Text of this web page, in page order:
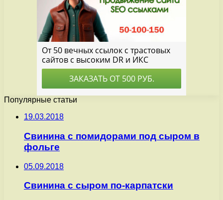
Популярные статьи
19.03.2018
Свинина с помидорами под сыром в
фольге
05.09.2018
Свинина с сыром по-карпатски